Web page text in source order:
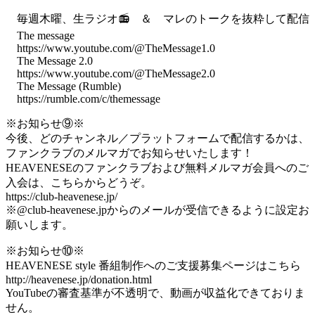
毎週木曜、生ラジオ📻 ＆ マレのトークを抜粋して配信
The message
https://www.youtube.com/@TheMessage1.0
The Message 2.0
https://www.youtube.com/@TheMessage2.0
The Message (Rumble)
https://rumble.com/c/themessage
※お知らせ⑨※
今後、どのチャンネル／プラットフォームで配信するかは、
ファンクラブのメルマガでお知らせいたします！
HEAVENESEのファンクラブおよび無料メルマガ会員へのご
入会は、こちらからどうぞ。
https://club-heavenese.jp/
※@club-heavenese.jpからのメールが受信できるように設定お
願いします。
※お知らせ⑩※
HEAVENESE style 番組制作へのご支援募集ページはこちら
http://heavenese.jp/donation.html
YouTubeの審査基準が不透明で、動画が収益化できておりま
せん。